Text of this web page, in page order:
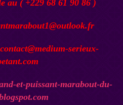
au ( +229 68 61 90 86 )
serieux-
et-puissant-marabout-du-